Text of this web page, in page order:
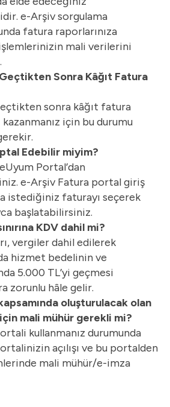
e-Arşiv sorgulama
fatura raporlarınıza
mali verilerini
Sonra Kâğıt Fatura
sonra kâğıt fatura
kazanmanız için bu durumu
Edebilir miyim?
Portal’dan
e-Arşiv Fatura portal giriş
istediğiniz faturayı seçerek
başlatabilirsiniz.
KDV dahil mi?
vergiler dahil edilerek
hizmet bedelinin ve
5.000 TL’yi geçmesi
zorunlu hâle gelir.
oluşturulacak olan
mali mühür gerekli mi?
kullanmanız durumunda
açılışı ve bu portalden
mali mühür/e-imza